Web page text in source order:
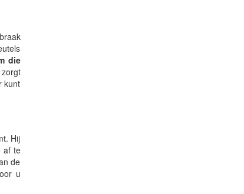
die
kunt
Hij
af te
de
u